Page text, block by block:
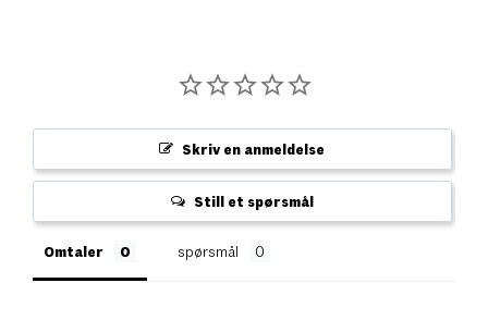
Skriv en anmeldelse
Still et spørsmål
Omtaler spørsmål